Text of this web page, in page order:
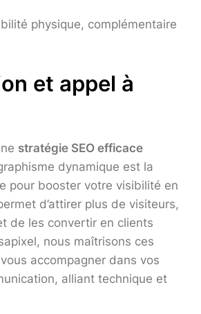
physique, complémentaire
et appel à
stratégie SEO efficace
dynamique est la
pour booster votre visibilité en
d’attirer plus de visiteurs,
de les convertir en clients
nous maîtrisons ces
accompagner dans vos
alliant technique et